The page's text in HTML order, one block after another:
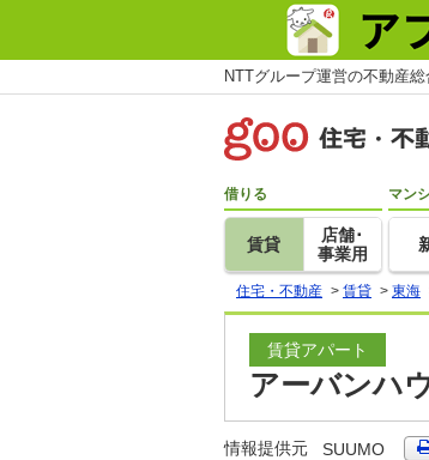
NTTグループ運営の不動産
借りる
賃貸
店舗･
事業用
マン
住宅・不動産 > 賃貸 > 東海
賃貸アパート
アーバンハ
情報提供元 SUUMO